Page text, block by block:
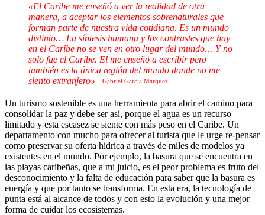
«El Caribe me enseñó a ver la realidad de otra
manera, a aceptar los elementos sobrenaturales que
forman parte de nuestra vida cotidiana. Es un mundo
distinto… La síntesis humana y los contrastes que hay
en el Caribe no se ven en otro lugar del mundo… Y no
solo fue el Caribe. El me enseñó a escribir pero
también es la única región del mundo donde no me
siento extranjero»– Gabriel García Márquez
Un turismo sostenible es una herramienta para abrir el camino para
consolidar la paz y debe ser así, porque el agua es un recurso
limitado y esta escasez se siente con más peso en el Caribe. Un
departamento con mucho para ofrecer al turista que le urge re-pensar
como preservar su oferta hídrica a través de miles de modelos ya
existentes en el mundo. Por ejemplo, la basura que se encuentra en
las playas caribeñas, que a mi juicio, es el peor problema es fruto del
desconocimiento y la falta de educación para saber que la basura es
energía y que por tanto se transforma. En esta era, la tecnología de
punta está al alcance de todos y con esto la evolución y una mejor
forma de cuidar los ecosistemas.